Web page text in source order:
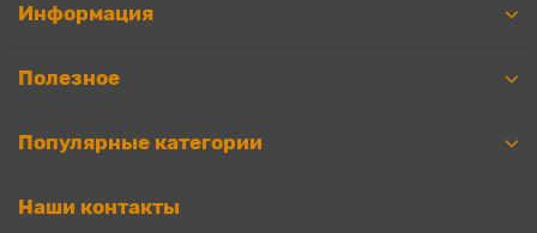
Информация
Полезное
Популярные категории
Наши контакты